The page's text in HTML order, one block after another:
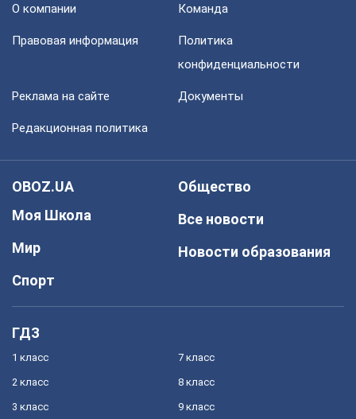
О компании Команда
Правовая информация
Политика
конфиденциальности
Реклама на сайте Документы
Редакционная политика
OBOZ.UA
Моя Школа
Мир
Спорт
Общество
Все новости
Новости образования
ГДЗ
1 класс
2 класс
3 класс
7 класс
8 класс
9 класс